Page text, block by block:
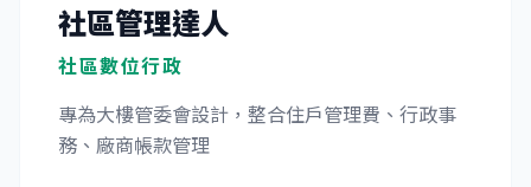
社區管理達人
社區數位行政
專為大樓管委會設計，整合住戶管理費、行政事
務、廠商帳款管理